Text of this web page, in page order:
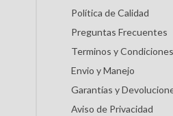
Política de Calidad
Preguntas Frecuentes
Terminos y Condiciones
Envio y Manejo
Garantías y
Aviso de Privacidad